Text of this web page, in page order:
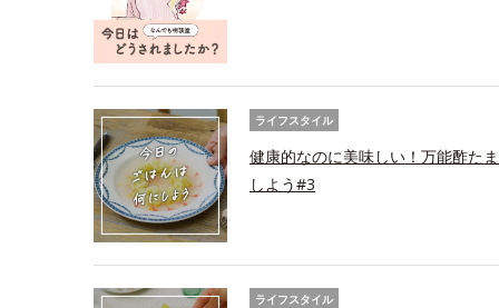
ライフスタイル
健康的なのに美味しい！万能酢た
しよう#3
ライフスタイル